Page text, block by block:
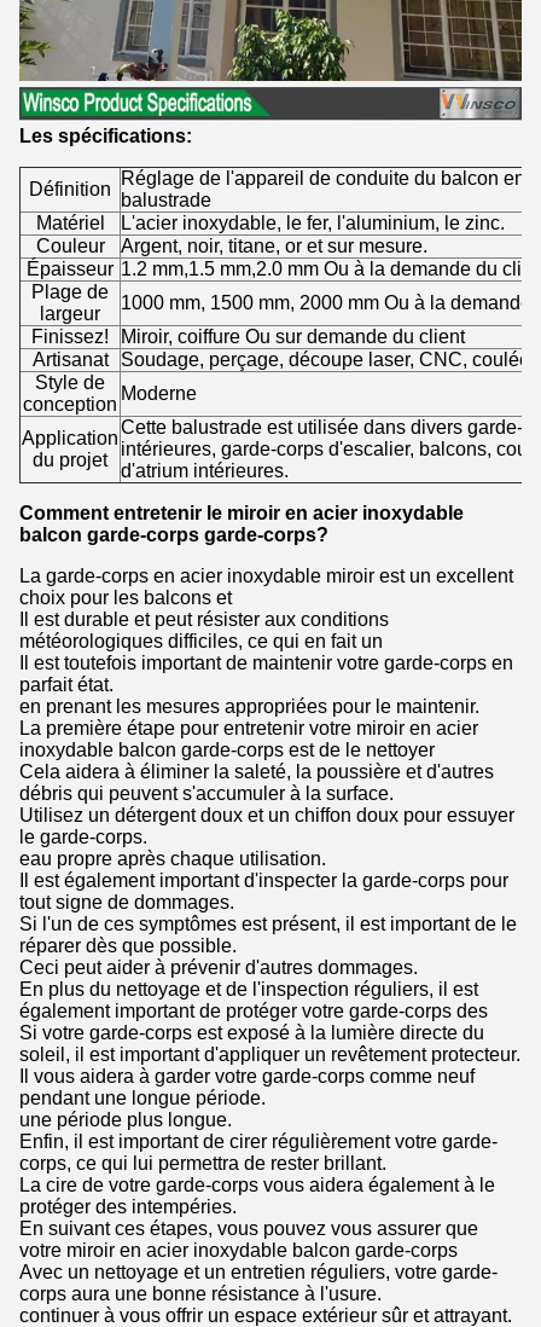
Les spécifications:
Définition
Réglage de l'appareil de conduite du balcon en
balustrade
Matériel
L'acier inoxydable, le fer, l'aluminium, le zinc.
Couleur
Argent, noir, titane, or et sur mesure.
Épaisseur 1.2 mm,1.5 mm,2.0 mm Ou à la demande du
Plage de
largeur
1000 mm, 1500 mm, 2000 mm Ou à la demande
Finissez!
Miroir, coiffure Ou sur demande du client
Artisanat
Soudage, perçage, découpe laser, CNC,
Style de
conception
Moderne
Application
du projet
Cette balustrade est utilisée dans divers garde-
intérieures, garde-corps d'escalier, balcons,
d'atrium intérieures.
Comment entretenir le miroir en acier inoxydable
balcon garde-corps garde-corps?
La garde-corps en acier inoxydable miroir est un excellent
choix pour les balcons et
Il est durable et peut résister aux conditions
météorologiques difficiles, ce qui en fait un
Il est toutefois important de maintenir votre garde-corps en
parfait état.
en prenant les mesures appropriées pour le maintenir.
La première étape pour entretenir votre miroir en acier
inoxydable balcon garde-corps est de le nettoyer
Cela aidera à éliminer la saleté, la poussière et d'autres
débris qui peuvent s'accumuler à la surface.
Utilisez un détergent doux et un chiffon doux pour essuyer
le garde-corps.
eau propre après chaque utilisation.
Il est également important d'inspecter la garde-corps pour
tout signe de dommages.
Si l'un de ces symptômes est présent, il est important de le
réparer dès que possible.
Ceci peut aider à prévenir d'autres dommages.
En plus du nettoyage et de l'inspection réguliers, il est
également important de protéger votre garde-corps des
Si votre garde-corps est exposé à la lumière directe du
soleil, il est important d'appliquer un revêtement protecteur.
Il vous aidera à garder votre garde-corps comme neuf
pendant une longue période.
une période plus longue.
Enfin, il est important de cirer régulièrement votre garde-
corps, ce qui lui permettra de rester brillant.
La cire de votre garde-corps vous aidera également à le
protéger des intempéries.
En suivant ces étapes, vous pouvez vous assurer que
votre miroir en acier inoxydable balcon garde-corps
Avec un nettoyage et un entretien réguliers, votre garde-
corps aura une bonne résistance à l'usure.
continuer à vous offrir un espace extérieur sûr et attrayant.